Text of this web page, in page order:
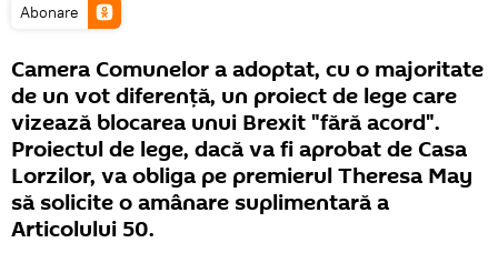
Abonare
Camera Comunelor a adoptat, cu o majoritate
de un vot diferenţă, un proiect de lege care
vizează blocarea unui Brexit "fără acord".
Proiectul de lege, dacă va fi aprobat de Casa
Lorzilor, va obliga pe premierul Theresa May
să solicite o amânare suplimentară a
Articolului 50.